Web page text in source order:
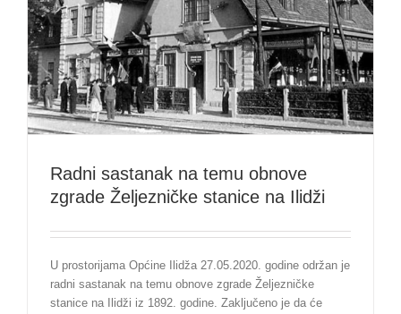
Radni sastanak na temu obnove
zgrade Željezničke stanice na Ilidži
U prostorijama Općine Ilidža 27.05.2020. godine održan je
radni sastanak na temu obnove zgrade Željezničke
stanice na Ilidži iz 1892. godine. Zaključeno je da će